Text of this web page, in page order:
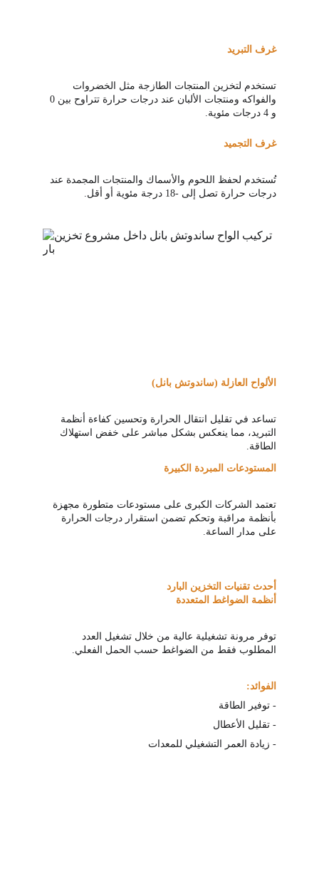
غرف التبريد
تستخدم لتخزين المنتجات الطازجة مثل الخضروات
والفواكه ومنتجات الألبان عند درجات حرارة تتراوح بين 0
و 4 درجات مئوية.
غرف التجميد
تُستخدم لحفظ اللحوم والأسماك والمنتجات المجمدة عند
درجات حرارة تصل إلى -18 درجة مئوية أو أقل.
الألواح العازلة (ساندوتش بانل)
تساعد في تقليل انتقال الحرارة وتحسين كفاءة أنظمة
التبريد، مما ينعكس بشكل مباشر على خفض استهلاك
الطاقة.
المستودعات المبردة الكبيرة
تعتمد الشركات الكبرى على مستودعات متطورة مجهزة
بأنظمة مراقبة وتحكم تضمن استقرار درجات الحرارة
على مدار الساعة.
أحدث تقنيات التخزين البارد
أنظمة الضواغط المتعددة
توفر مرونة تشغيلية عالية من خلال تشغيل العدد
المطلوب فقط من الضواغط حسب الحمل الفعلي.
الفوائد:
- توفير الطاقة
- تقليل الأعطال
- زيادة العمر التشغيلي للمعدات